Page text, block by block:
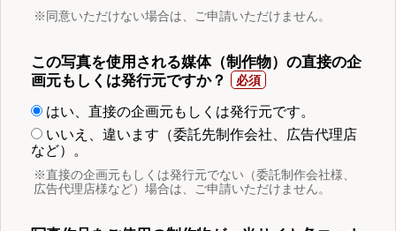
※同意いただけない場合は、ご申請いただけません。
この写真を使用される媒体（制作物）の直接の企
画元もしくは発行元ですか？
はい、直接の企画元もしくは発行元です。
いいえ、違います（委託先制作会社、広告代理店
など）。
※直接の企画元もしくは発行元でない（委託制作会社様、
広告代理店様など）場合は、ご申請いただけません。